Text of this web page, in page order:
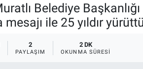
Belediye
ile 25 yıldır
2
PAYLAŞIM
2 DK
OKUNMA SÜRESI